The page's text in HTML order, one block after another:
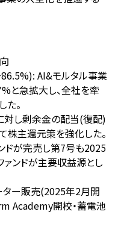
AI&モルタル事業
と急拡大し、全社を牽
。
し剰余金の配当(復配)
株主還元策を強化した。
ドが完売し第7号も2025
ァンドが主要収益源とし
ー販売(2025年2月開
Academy開校・蓄電池